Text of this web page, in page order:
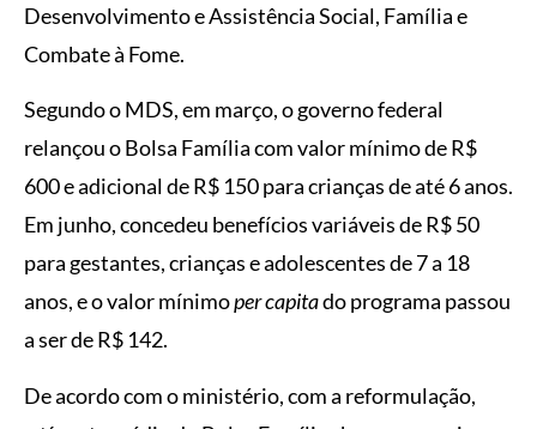
Desenvolvimento e Assistência Social, Família e
Combate à Fome.
Segundo o MDS, em março, o governo federal
relançou o Bolsa Família com valor mínimo de R$
600 e adicional de R$ 150 para crianças de até 6 anos.
Em junho, concedeu benefícios variáveis de R$ 50
para gestantes, crianças e adolescentes de 7 a 18
anos, e o valor mínimoper capitado programa passou
a ser de R$ 142.
De acordo com o ministério, com a reformulação,